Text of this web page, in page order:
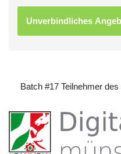
Batch #17 Teilnehmer des